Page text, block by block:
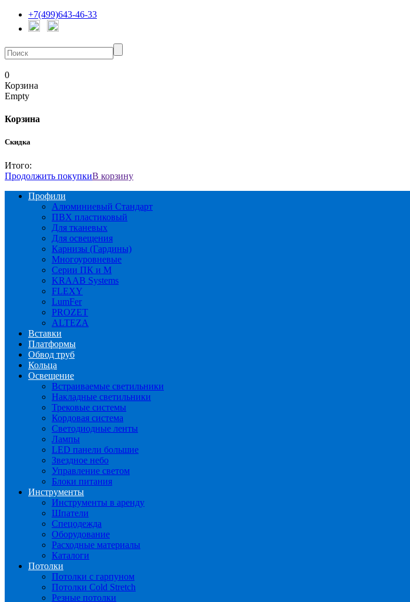
+7(499)643-46-33
0
Корзина
Empty
Корзина
Скидка
Итого:
Продолжить покупкиВ корзину
Профили
Алюминиевый Стандарт
ПВХ пластиковый
Для тканевых
Для освещения
Карнизы (Гардины)
Многоуровневые
Серии ПК и М
KRAAB Systems
FLEXY
LumFer
PROZET
ALTEZA
Вставки
Платформы
Обвод труб
Кольца
Освещение
Встраиваемые светильники
Накладные светильники
Трековые системы
Кордовая система
Светодиодные ленты
Лампы
LED панели большие
Звездное небо
Управление светом
Блоки питания
Инструменты
Инструменты в аренду
Шпатели
Спецодежда
Оборудование
Расходные материалы
Каталоги
Потолки
Потолки с гарпуном
Потолки Cold Stretch
Резные потолки